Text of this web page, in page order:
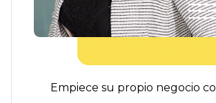
Empiece su propio negocio